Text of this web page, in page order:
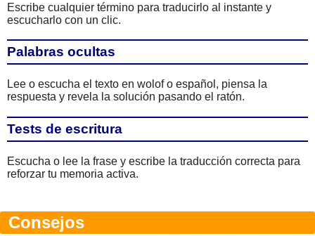
Escribe cualquier término para traducirlo al instante y
escucharlo con un clic.
Palabras ocultas
Lee o escucha el texto en wolof o español, piensa la
respuesta y revela la solución pasando el ratón.
Tests de escritura
Escucha o lee la frase y escribe la traducción correcta para
reforzar tu memoria activa.
Consejos